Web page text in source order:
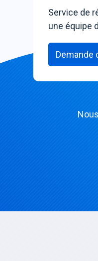
Service de
une équipe
Demande